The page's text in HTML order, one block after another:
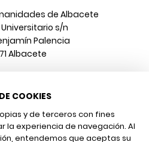
de Albacete
s/n
Palencia
Albacete
599 376
electrónico
COOKIES
y de terceros con fines
la experiencia de navegación. Al
entendemos que aceptas su